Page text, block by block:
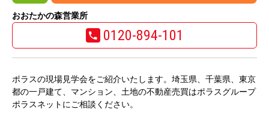
おおたかの森営業所
0120-894-101
ポラスの現場見学会をご紹介いたします。埼玉県、千葉県、東京
都の一戸建て、マンション、土地の不動産売買はポラスグループ
ポラスネットにご相談ください。